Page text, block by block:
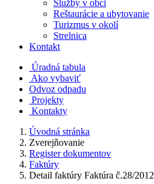
Služby v obci
Reštaurácie a ubytovanie
Turizmus v okolí
Strelnica
Kontakt
Úradná tabula
Ako vybaviť
Odvoz odpadu
Projekty
Kontakty
Úvodná stránka
Zverejňovanie
Register dokumentov
Faktúry
Detail faktúry Faktúra č.28/2012